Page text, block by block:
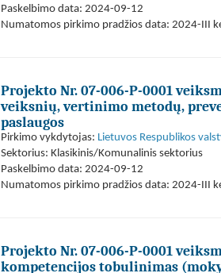
Paskelbimo data: 2024-09-12
Numatomos pirkimo pradžios data: 2024-III
Projekto Nr. 07-006-P-0001
veiksnių, vertinimo metodų,
paslaugos
Pirkimo vykdytojas: Lietuvos Respublikos
Sektorius: Klasikinis/Komunalinis sektorius
Paskelbimo data: 2024-09-12
Numatomos pirkimo pradžios data: 2024-III
Projekto Nr. 07-006-P-0001
kompetencijos tobulinimas